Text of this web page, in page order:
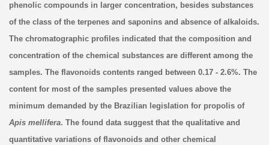
phenolic compounds in larger concentration, besides substances
of the class of the terpenes and saponins and absence of alkaloids.
The chromatographic profiles indicated that the composition and
concentration of the chemical substances are different among the
samples. The flavonoids contents ranged between 0.17 - 2.6%. The
content for most of the samples presented values above the
minimum demanded by the Brazilian legislation for propolis of
Apis mellifera. The found data suggest that the qualitative and
quantitative variations of flavonoids and other chemical